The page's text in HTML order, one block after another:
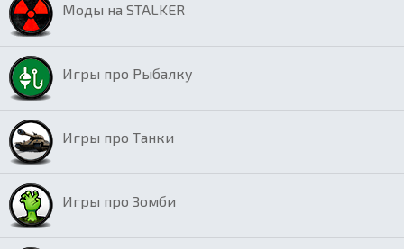
Моды на STALKER
Игры про Рыбалку
Игры про Танки
Игры про Зомби